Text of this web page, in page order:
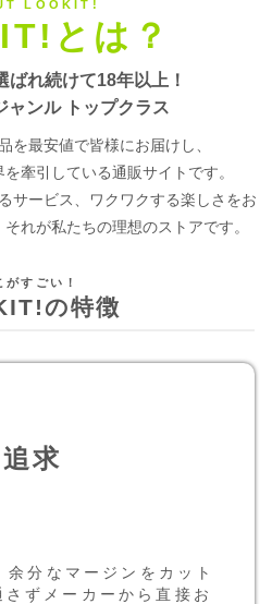
とは？
ばれ続けて18年以上！
ャンル トップクラス
を最安値で皆様にお届けし、
牽引している通販サイトです。
サービス、ワクワクする楽しさをお
れが私たちの理想のストアです。
の特徴
求
分なマージンをカット
ずメーカーから直接お